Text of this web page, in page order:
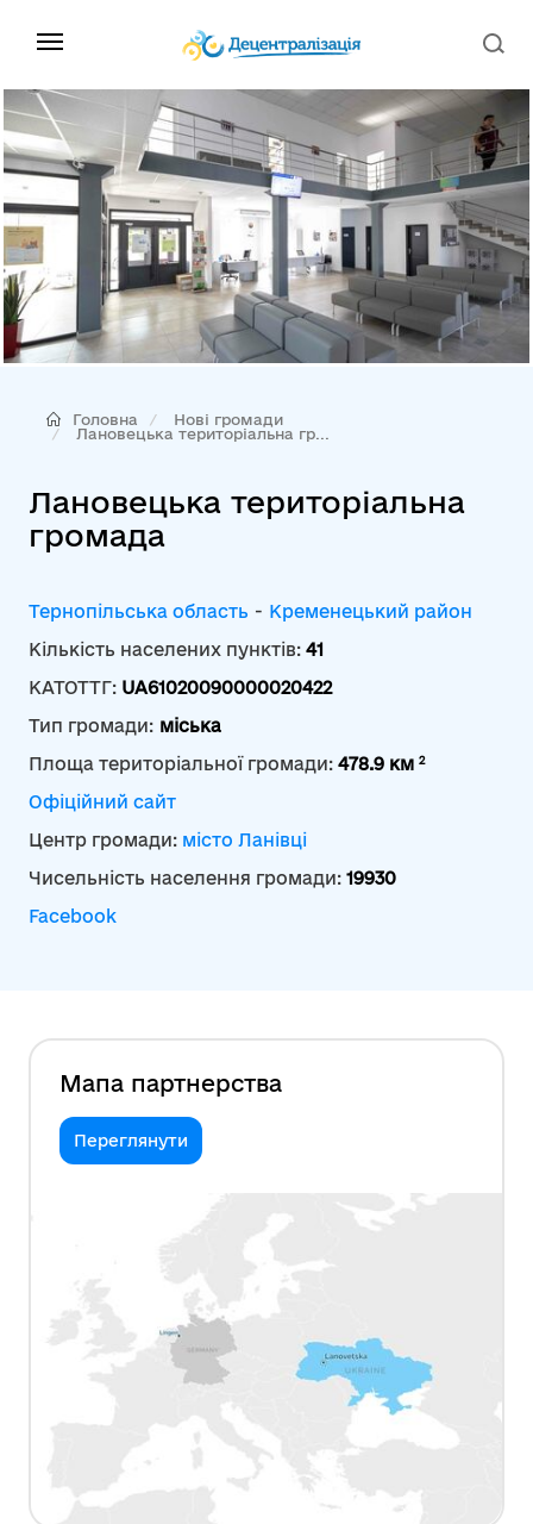
Головна
Нові громади
Лановецька територіальна гр...
Лановецька територіальна
громада
Тернопільська область - Кременецький район
Кількість населених пунктів: 41
КАТОТТГ: UA61020090000020422
Тип громади: міська
Площа територіальної громади: 478.9 км 2
Офіційний сайт
Центр громади: місто Ланівці
Чисельність населення громади: 19930
Facebook
Мапа партнерства
Переглянути